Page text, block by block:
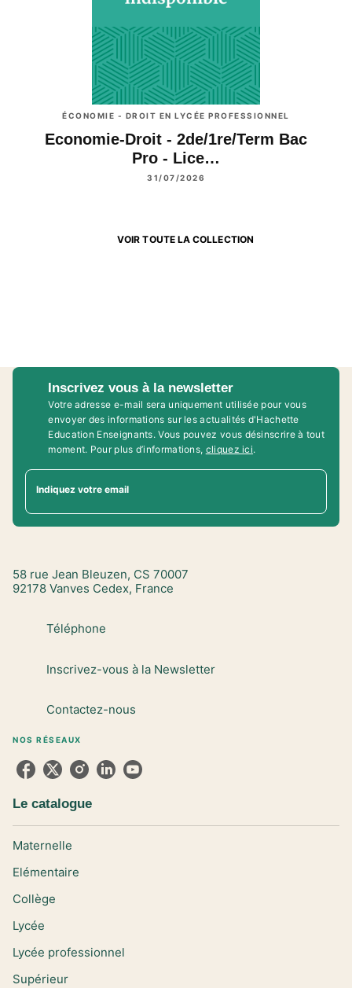
ÉCONOMIE - DROIT EN LYCÉE PROFESSIONNEL
Economie-Droit - 2de/1re/Term Bac
Pro - Lice…
31/07/2026
VOIR TOUTE LA COLLECTION
Inscrivez vous à la newsletter
Votre adresse e-mail sera uniquement utilisée pour vous
envoyer des informations sur les actualités d'Hachette
Education Enseignants. Vous pouvez vous désinscrire à tout
moment. Pour plus d’informations, cliquez ici.
Indiquez votre email
58 rue Jean Bleuzen, CS 70007
92178 Vanves Cedex, France
Téléphone
Inscrivez-vous à la Newsletter
Contactez-nous
NOS RÉSEAUX
Le catalogue
Maternelle
Elémentaire
Collège
Lycée
Lycée professionnel
Supérieur